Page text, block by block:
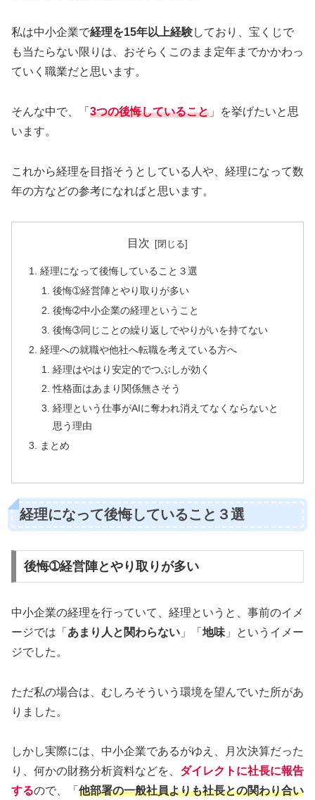
私は中小企業で経理を15年以上経験しており、宝くじで
も当たらない限りは、おそらくこのまま定年までかかわっ
ていく職業だと思います。
そんな中で、「 3つの後悔していること 」を挙げたいと思
います。
これから経理を目指そうとしている人や、経理になって数
年の方などの参考になればと思います。
目次
経理になって後悔していること３選
後悔➀経営陣とやり取りが多い
後悔➁中小企業の経理ということ
後悔➂同じことの繰り返しでやりがいを持てない
経理への就職や他社へ転職を考えている方へ
経理はやはり安定的でつぶしが効く
性格面はあまり関係無さそう
経理という仕事がAIに奪われ消えてなくならないと
思う理由
まとめ
経理になって後悔していること３選
後悔➀経営陣とやり取りが多い
中小企業の経理を行っていて、経理というと、事前のイメ
ージでは「 あまり人と関わらない 」「 地味 」というイメー
ジでした。
ただ私の場合は、むしろそういう環境を望んでいた所があ
りました。
しかし実際には、中小企業であるがゆえ、月次決算だった
り、何かの財務分析資料などを、 ダイレクトに社長に報告
するので、「 他部署の一般社員よりも社長との関わり合い